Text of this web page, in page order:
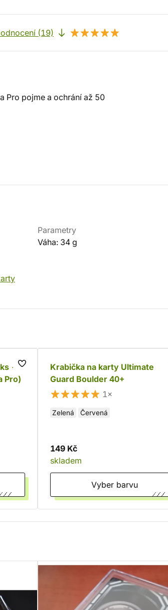
(19)
Pro pojme a ochrání až 50
Parametry
Váha: 34 g
-
Pro)
Krabička na karty Ultimate
Guard Boulder 40+
1×
Zelená Červená
149 Kč
skladem
Vyber barvu